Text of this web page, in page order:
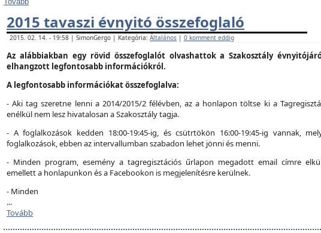
2015 tavaszi évnyitó összefoglaló
2015. 02. 14. - 19:58 | SimonGergo | Kategória: Általános | 0 komment eddig
Az alábbiakban egy rövid összefoglalót olvashattok a Szakosztály
elhangzott legfontosabb információkról.
A legfontosabb információkat összefoglalva:
- Aki tag szeretne lenni a 2014/2015/2 félévben, az a honlapon töltse ki a
enélkül nem lesz hivatalosan a Szakosztály tagja.
- A foglalkozások kedden 18:00-19:45-ig, és csütrtökön 16:00-19:45-ig vannak,
foglalkozások, ebben az intervallumban szabadon lehet jönni és menni.
- Minden program, esemény a tagregisztációs űrlapon megadott email címre
emellett a honlapunkon és a Facebookon is megjelenítésre kerülnek.
- Minden
...
Tovább